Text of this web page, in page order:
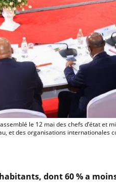
Claverie de Saint Martin, alors
le 12 mai des chefs d’état et
et des organisations internationales
dont 60 % a